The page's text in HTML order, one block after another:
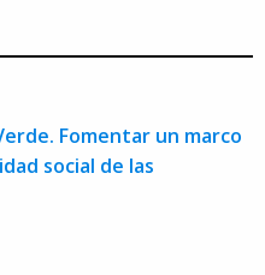
Fomentar un marco
social de las